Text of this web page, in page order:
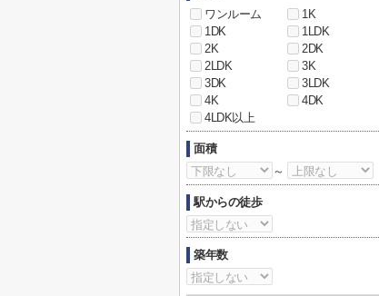
ワンルーム
1K
1DK
1LDK
2K
2DK
2LDK
3K
3DK
3LDK
4K
4DK
4LDK以上
面積
～
駅からの徒歩
築年数